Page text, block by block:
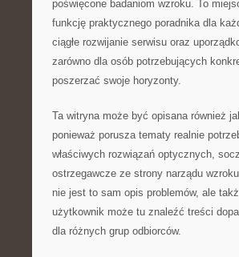
poświęcone badaniom wzroku. To
funkcję praktycznego poradnika dla
ciągłe rozwijanie serwisu oraz
zarówno dla osób potrzebujących
poszerzać swoje horyzonty.
Ta witryna może być opisana również
ponieważ porusza tematy realnie
właściwych rozwiązań optycznych,
ostrzegawcze ze strony narządu
nie jest to sam opis problemów, ale
użytkownik może tu znaleźć treści
dla różnych grup odbiorców.